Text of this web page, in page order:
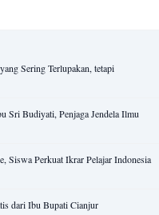
Sering Terlupakan, tetapi
Sri Budiyati, Penjaga Jendela Ilmu
Siswa Perkuat Ikrar Pelajar Indonesia
dari Ibu Bupati Cianjur